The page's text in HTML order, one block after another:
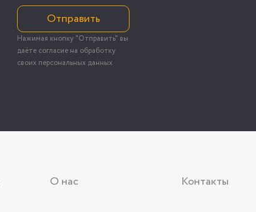
Отправить
Нажимая кнопку "Отправить" вы
даёте согласие на обработку
своих персональных данных
О нас Контакты